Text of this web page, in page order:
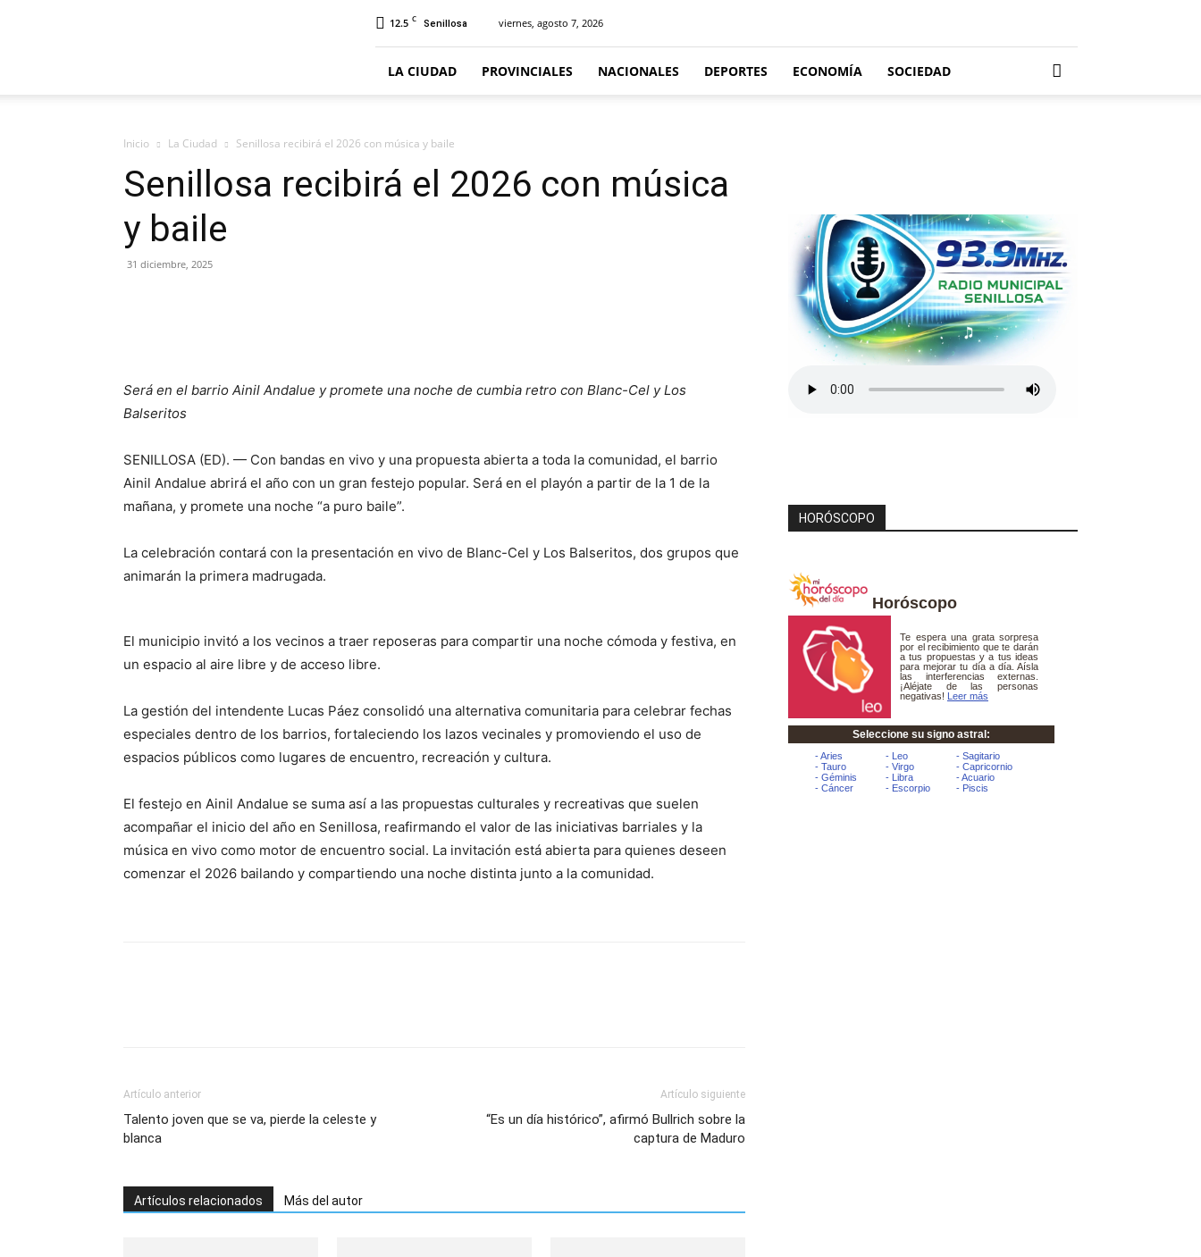
12.5 C Senillosa viernes, agosto 7, 2026
LA CIUDAD PROVINCIALES NACIONALES DEPORTES ECONOMÍA SOCIEDAD
Inicio La Ciudad Senillosa recibirá el 2026 con música y baile
Senillosa recibirá el 2026 con música
y baile
31 diciembre, 2025
Será en el barrio Ainil Andalue y promete una noche de cumbia retro con Blanc-Cel y Los
Balseritos
SENILLOSA (ED). — Con bandas en vivo y una propuesta abierta a toda la comunidad, el barrio
Ainil Andalue abrirá el año con un gran festejo popular. Será en el playón a partir de la 1 de la
mañana, y promete una noche “a puro baile”.
La celebración contará con la presentación en vivo de Blanc-Cel y Los Balseritos, dos grupos que
animarán la primera madrugada.
El municipio invitó a los vecinos a traer reposeras para compartir una noche cómoda y festiva, en
un espacio al aire libre y de acceso libre.
La gestión del intendente Lucas Páez consolidó una alternativa comunitaria para celebrar fechas
especiales dentro de los barrios, fortaleciendo los lazos vecinales y promoviendo el uso de
espacios públicos como lugares de encuentro, recreación y cultura.
El festejo en Ainil Andalue se suma así a las propuestas culturales y recreativas que suelen
acompañar el inicio del año en Senillosa, reafirmando el valor de las iniciativas barriales y la
música en vivo como motor de encuentro social. La invitación está abierta para quienes deseen
comenzar el 2026 bailando y compartiendo una noche distinta junto a la comunidad.
Artículo anterior
Talento joven que se va, pierde la celeste y
blanca
Artículo siguiente
“Es un día histórico”, afirmó Bullrich sobre la
captura de Maduro
Artículos relacionados Más del autor
HORÓSCOPO
Horóscopo